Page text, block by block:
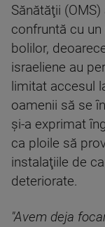
Sănătăţii
confruntă cu
bolilor,
israeliene au
limitat accesul
oamenii să se
şi-a exprimat
ca ploile să
instalaţiile de
deteriorate.
"Avem deja